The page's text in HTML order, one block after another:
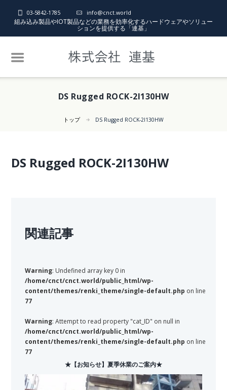
03-5842-1785 info@cnct.world
組み込み製品やIOT製品などの業務を効率化するハードウェアやソリュー
ションを提供する「連基」
DS Rugged ROCK-2I130HW
トップ DS Rugged ROCK-2I130HW
DS Rugged ROCK-2I130HW
関連記事
Warning: Undefined array key 0 in
/home/cnct/cnct.world/public_html/wp-
content/themes/renki_theme/single-default.php on line
77
Warning: Attempt to read property "cat_ID" on null in
/home/cnct/cnct.world/public_html/wp-
content/themes/renki_theme/single-default.php on line
77
★【お知らせ】夏季休業のご案内★